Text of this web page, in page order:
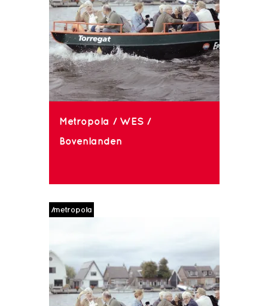
Metropola / WES /
Bovenlanden
/metropola